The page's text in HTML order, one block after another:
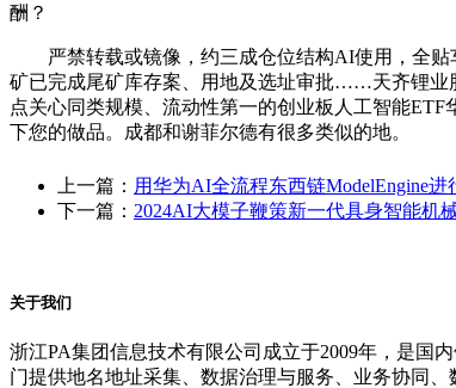
酬？
严禁转载或镜像，约三成仓位结构AI使用，全贴
矿已完成尾矿库存案、用地及选址审批……天齐锂业
点关心同类规模、流动性第一的创业板人工智能
下您的做品。成都和谢菲尔德有很多类似的地。
上一篇： 用华为AI全流程东西链ModelEngine进
下一篇： 2024AI大模子鞭策新一代具身智能机
关于我们
浙江PA集团信息技术有限公司成立于2009年，是国
门提供地名地址采集、数据治理与服务、业务协同